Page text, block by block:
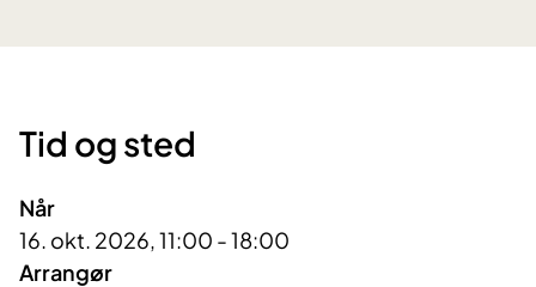
Tid og sted
Når
16. okt. 2026, 11:00 - 18:00
Arrangør